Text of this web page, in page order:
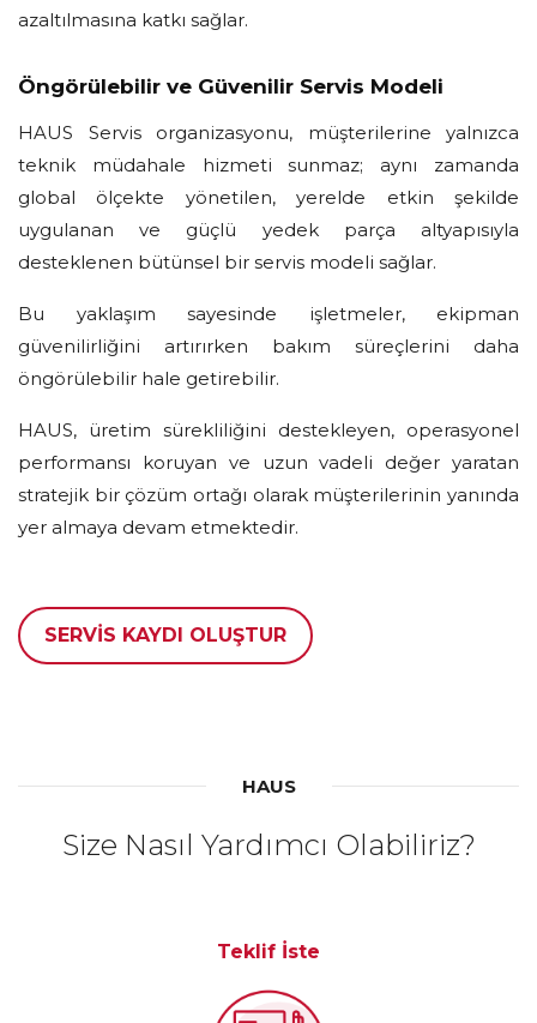
azaltılmasına katkı sağlar.
Öngörülebilir ve Güvenilir Servis Modeli
HAUS Servis organizasyonu, müşterilerine yalnızca
teknik müdahale hizmeti sunmaz; aynı zamanda
global ölçekte yönetilen, yerelde etkin şekilde
uygulanan ve güçlü yedek parça altyapısıyla
desteklenen bütünsel bir servis modeli sağlar.
Bu yaklaşım sayesinde işletmeler, ekipman
güvenilirliğini artırırken bakım süreçlerini daha
öngörülebilir hale getirebilir.
HAUS, üretim sürekliliğini destekleyen, operasyonel
performansı koruyan ve uzun vadeli değer yaratan
stratejik bir çözüm ortağı olarak müşterilerinin yanında
yer almaya devam etmektedir.
SERVİS KAYDI OLUŞTUR
HAUS
Size Nasıl Yardımcı Olabiliriz?
Teklif İste